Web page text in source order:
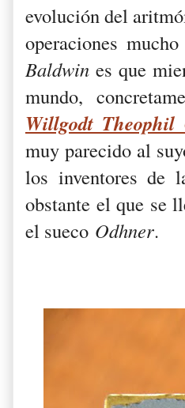
evolución del
operaciones
Baldwin es que
mundo,
Willgodt Theophil
muy parecido al
los inventores de
obstante el que se
el sueco Odhner.